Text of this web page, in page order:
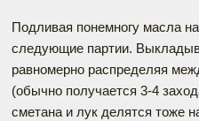
Подливая понемногу масла
следующие партии.
равномерно распределяя
(обычно получается 3-4
сметана и лук делятся тоже